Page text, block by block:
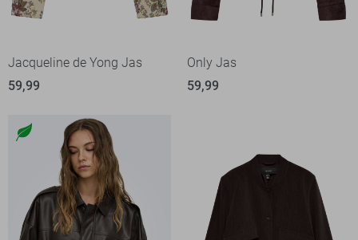
Jacqueline de Yong Jas
59,99
Only Jas
59,99